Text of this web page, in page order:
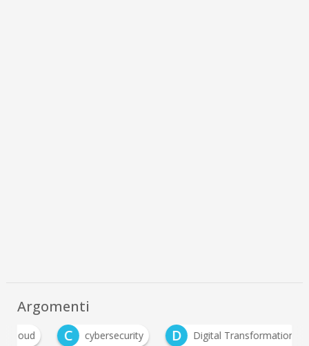
Argomenti
C
cybersecurity D Digital Transformation I